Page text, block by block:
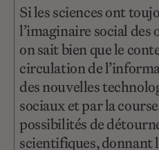
Si les sciences ont
l’imaginaire social
on sait bien que le
circulation de
des nouvelles
sociaux et par la
possibilités de
scientifiques, donnant